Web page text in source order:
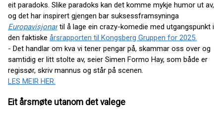
eit paradoks. Slike paradoks kan det komme mykje humor ut av,
og det har inspirert gjengen bar suksessframsyninga
Europavisjonar til å lage ein crazy-komedie med utgangspunkt i
den faktiske årsrapporten til Kongsberg Gruppen for 2025.
- Det handlar om kva vi tener pengar på, skammar oss over og
samtidig er litt stolte av, seier Simen Formo Hay, som både er
regissør, skriv mannus og står på scenen.
LES MEIR HER.
Eit årsmøte utanom det valege